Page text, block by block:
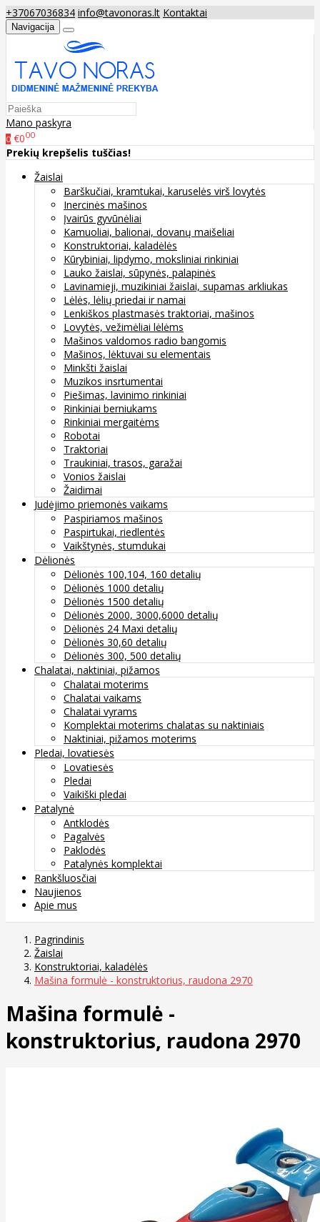
+37067036834 info@tavonoras.lt Kontaktai
Navigacija
Mano paskyra
0 €000
Prekių krepšelis tuščias!
Žaislai
Barškučiai, kramtukai, karuselės virš lovytės
Inercinės mašinos
Įvairūs gyvūnėliai
Kamuoliai, balionai, dovanų maišeliai
Konstruktoriai, kaladėlės
Kūrybiniai, lipdymo, moksliniai rinkiniai
Lauko žaislai, sūpynės, palapinės
Lavinamieji, muzikiniai žaislai, supamas arkliukas
Lėlės, lėlių priedai ir namai
Lenkiškos plastmasės traktoriai, mašinos
Lovytės, vežimėliai lėlėms
Mašinos valdomos radio bangomis
Mašinos, lėktuvai su elementais
Minkšti žaislai
Muzikos insrtumentai
Piešimas, lavinimo rinkiniai
Rinkiniai berniukams
Rinkiniai mergaitėms
Robotai
Traktoriai
Traukiniai, trasos, garažai
Vonios žaislai
Žaidimai
Judėjimo priemonės vaikams
Paspiriamos mašinos
Paspirtukai, riedlentės
Vaikštynės, stumdukai
Dėlionės
Dėlionės 100,104, 160 detalių
Dėlionės 1000 detalių
Dėlionės 1500 detalių
Dėlionės 2000, 3000,6000 detalių
Dėlionės 24 Maxi detalių
Dėlionės 30,60 detalių
Dėlionės 300, 500 detalių
Chalatai, naktiniai, pižamos
Chalatai moterims
Chalatai vaikams
Chalatai vyrams
Komplektai moterims chalatas su naktiniais
Naktiniai, pižamos moterims
Pledai, lovatiesės
Lovatiesės
Pledai
Vaikiški pledai
Patalynė
Antklodės
Pagalvės
Paklodės
Patalynės komplektai
Rankšluosčiai
Naujienos
Apie mus
Pagrindinis
Žaislai
Konstruktoriai, kaladėlės
Mašina formulė - konstruktorius, raudona 2970
Mašina formulė -
konstruktorius, raudona 2970